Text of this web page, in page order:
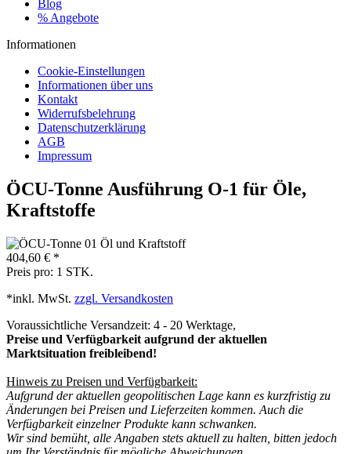
Blog
% Angebote
Informationen
Cookie-Einstellungen
Informationen über uns
Kontakt
Widerrufsbelehrung
Datenschutzerklärung
AGB
Impressum
ÖCU-Tonne Ausführung O-1 für Öle,
Kraftstoffe
404,60 € *
Preis pro: 1 STK.
*inkl. MwSt. zzgl. Versandkosten
Voraussichtliche Versandzeit: 4 - 20 Werktage,
Preise und Verfügbarkeit aufgrund der aktuellen
Marktsituation freibleibend!
Hinweis zu Preisen und Verfügbarkeit:
Aufgrund der aktuellen geopolitischen Lage kann es kurzfristig zu
Änderungen bei Preisen und Lieferzeiten kommen. Auch die
Verfügbarkeit einzelner Produkte kann schwanken.
Wir sind bemüht, alle Angaben stets aktuell zu halten, bitten jedoch